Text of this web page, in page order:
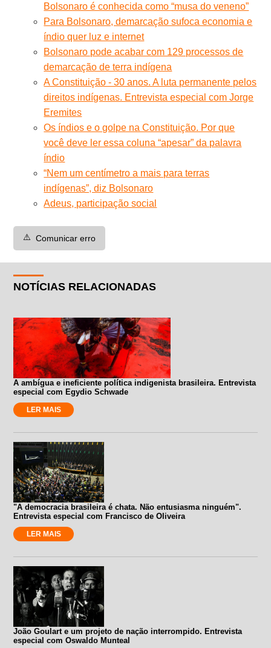
Bolsonaro é conhecida como “musa do veneno”
Para Bolsonaro, demarcação sufoca economia e
índio quer luz e internet
Bolsonaro pode acabar com 129 processos de
demarcação de terra indígena
A Constituição - 30 anos. A luta permanente pelos
direitos indígenas. Entrevista especial com Jorge
Eremites
Os índios e o golpe na Constituição. Por que
você deve ler essa coluna “apesar” da palavra
índio
“Nem um centímetro a mais para terras
indígenas”, diz Bolsonaro
Adeus, participação social
⚠️ Comunicar erro
NOTÍCIAS RELACIONADAS
A ambígua e ineficiente política indigenista brasileira. Entrevista
especial com Egydio Schwade
LER MAIS
"A democracia brasileira é chata. Não entusiasma ninguém".
Entrevista especial com Francisco de Oliveira
LER MAIS
João Goulart e um projeto de nação interrompido. Entrevista
especial com Oswaldo Munteal